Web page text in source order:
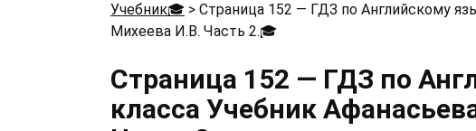
Учебник🎓 > Страница 152 — ГДЗ по Английскому
Михеева И.В. Часть 2.🎓
Страница 152 — ГДЗ по
класса Учебник